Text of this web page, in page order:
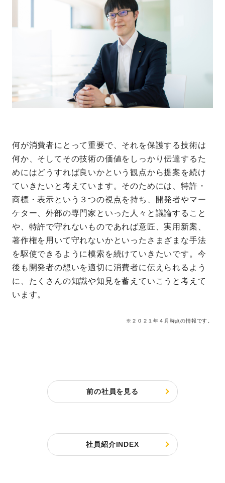
何が消費者にとって重要で、それを保護する技術は
何か、そしてその技術の価値をしっかり伝達するた
めにはどうすれば良いかという観点から提案を続け
ていきたいと考えています。そのためには、特許・
商標・表示という３つの視点を持ち、開発者やマー
ケター、外部の専門家といった人々と議論すること
や、特許で守れないものであれば意匠、実用新案、
著作権を用いて守れないかといったさまざまな手法
を駆使できるように模索を続けていきたいです。今
後も開発者の想いを適切に消費者に伝えられるよう
に、たくさんの知識や知見を蓄えていこうと考えて
います。
※２０２１年４月時点の情報です。
前の社員を見る
社員紹介INDEX